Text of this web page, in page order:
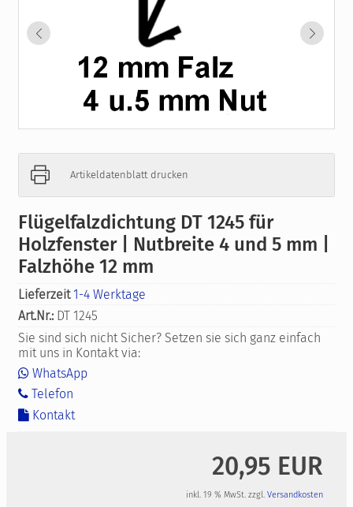
Artikeldatenblatt drucken
Flügelfalzdichtung DT 1245 für
Holzfenster | Nutbreite 4 und 5 mm |
Falzhöhe 12 mm
Lieferzeit 1-4 Werktage
Art.Nr.: DT 1245
Sie sind sich nicht Sicher? Setzen sie sich ganz einfach
mit uns in Kontakt via:
WhatsApp
Telefon
Kontakt
20,95 EUR
inkl. 19 % MwSt. zzgl. Versandkosten